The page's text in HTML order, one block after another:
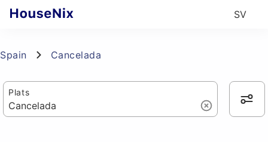
SV
Spain Cancelada
Plats